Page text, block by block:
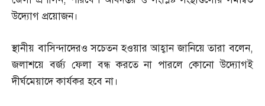
উদ্যোগ প্রয়োজন।
স্থানীয় বাসিন্দাদেরও সচেতন হওয়ার আহ্বান জানিয়ে তারা বলেন,
জলাশয়ে বর্জ্য ফেলা বন্ধ করতে না পারলে কোনো উদ্যোগই
দীর্ঘমেয়াদে কার্যকর হবে না।